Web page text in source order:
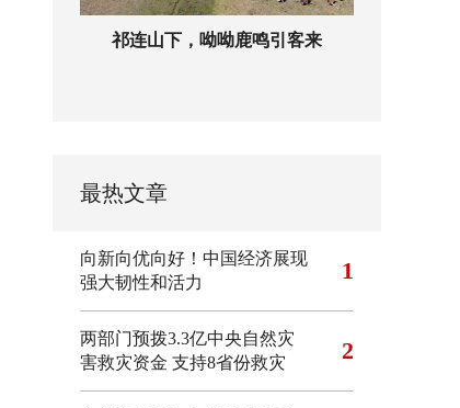
祁连山下，呦呦鹿鸣引客来
最热文章
向新向优向好！中国经济展现
强大韧性和活力
1
两部门预拨3.3亿中央自然灾
害救灾资金 支持8省份救灾
2